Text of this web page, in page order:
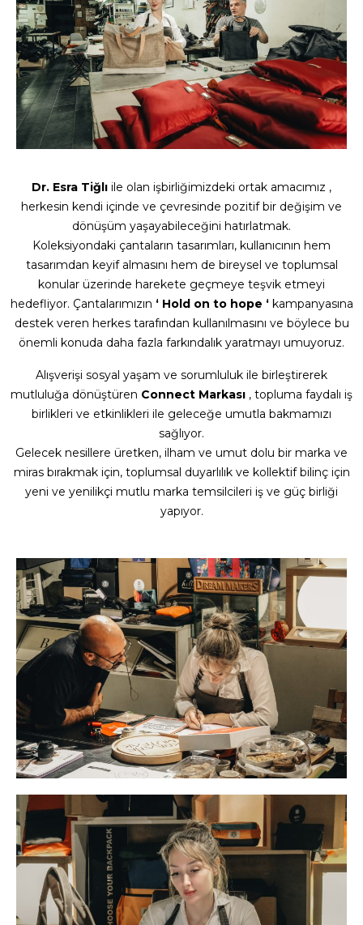
Dr. Esra Tiğlı ile olan işbirliğimizdeki ortak amacımız ,
herkesin kendi içinde ve çevresinde pozitif bir değişim ve
dönüşüm yaşayabileceğini hatırlatmak.
Koleksiyondaki çantaların tasarımları, kullanıcının hem
tasarımdan keyif almasını hem de bireysel ve toplumsal
konular üzerinde harekete geçmeye teşvik etmeyi
hedefliyor. Çantalarımızın ‘ Hold on to hope ‘ kampanyasına
destek veren herkes tarafından kullanılmasını ve böylece bu
önemli konuda daha fazla farkındalık yaratmayı umuyoruz.
Alışverişi sosyal yaşam ve sorumluluk ile birleştirerek
mutluluğa dönüştüren Connect Markası , topluma faydalı iş
birlikleri ve etkinlikleri ile geleceğe umutla bakmamızı
sağlıyor.
Gelecek nesillere üretken, ilham ve umut dolu bir marka ve
miras bırakmak için, toplumsal duyarlılık ve kollektif bilinç için
yeni ve yenilikçi mutlu marka temsilcileri iş ve güç birliği
yapıyor.